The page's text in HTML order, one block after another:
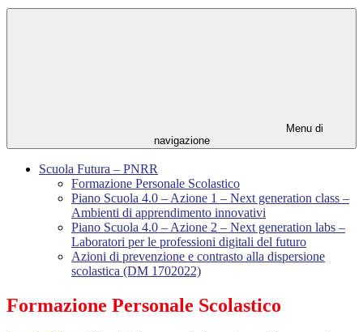
Menu di
navigazione
Scuola Futura – PNRR
Formazione Personale Scolastico
Piano Scuola 4.0 – Azione 1 – Next generation class –
Ambienti di apprendimento innovativi
Piano Scuola 4.0 – Azione 2 – Next generation labs –
Laboratori per le professioni digitali del futuro
Azioni di prevenzione e contrasto alla dispersione
scolastica (DM 1702022)
Formazione Personale Scolastico